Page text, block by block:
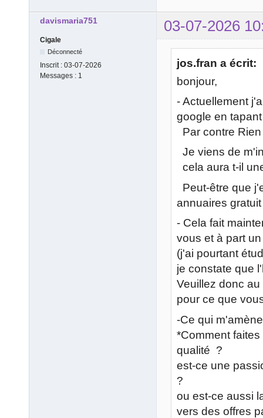
davismaria751 03-07-2026
Cigale
Déconnecté
Inscrit : 03-07-2026
Messages : 1
jos.fran a écrit:
bonjour,
- Actuellement
google en
Par contre
Je viens de
cela aura t-il
Peut-être que
annuaires
- Cela fait
vous et à part
(j'ai pourtant
je constate que
Veuillez donc
pour ce que
-Ce qui
*Comment
qualité ?
est-ce une
?
ou est-ce aussi
vers des offres